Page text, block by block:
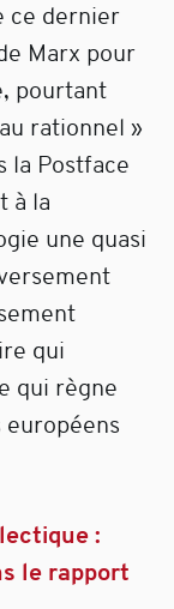
ce dernier
Marx pour
pourtant
rationnel »
la Postface
à la
une quasi
qui
qui règne
:
le rapport